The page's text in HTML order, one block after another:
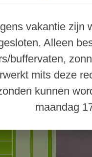
vakantie zijn
Alleen
buffervaten,
mits deze
kunnen
maandag